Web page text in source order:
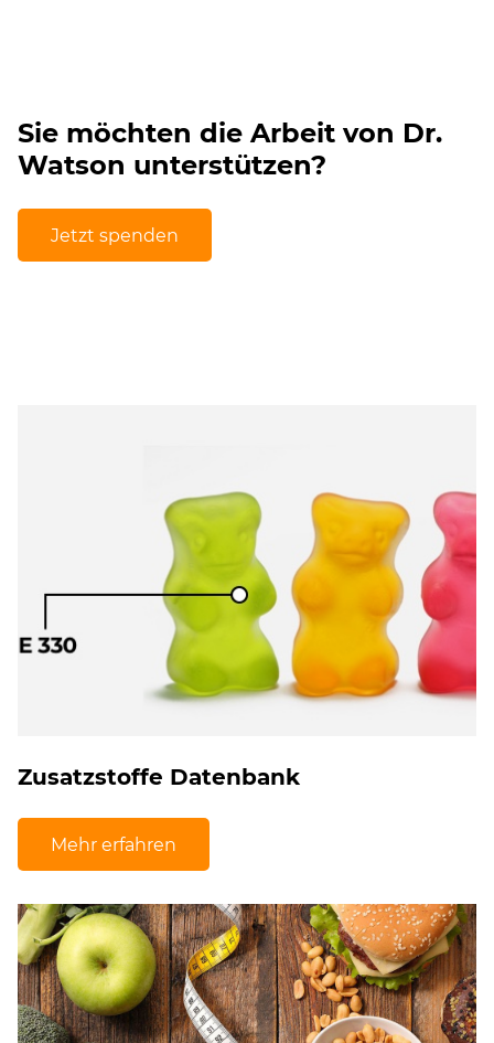
Sie möchten die Arbeit von Dr.
Watson unterstützen?
Jetzt spenden
Zusatzstoffe Datenbank
Mehr erfahren